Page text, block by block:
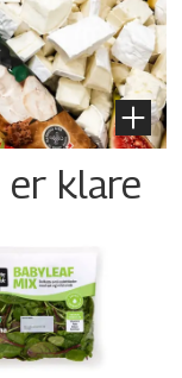
klare